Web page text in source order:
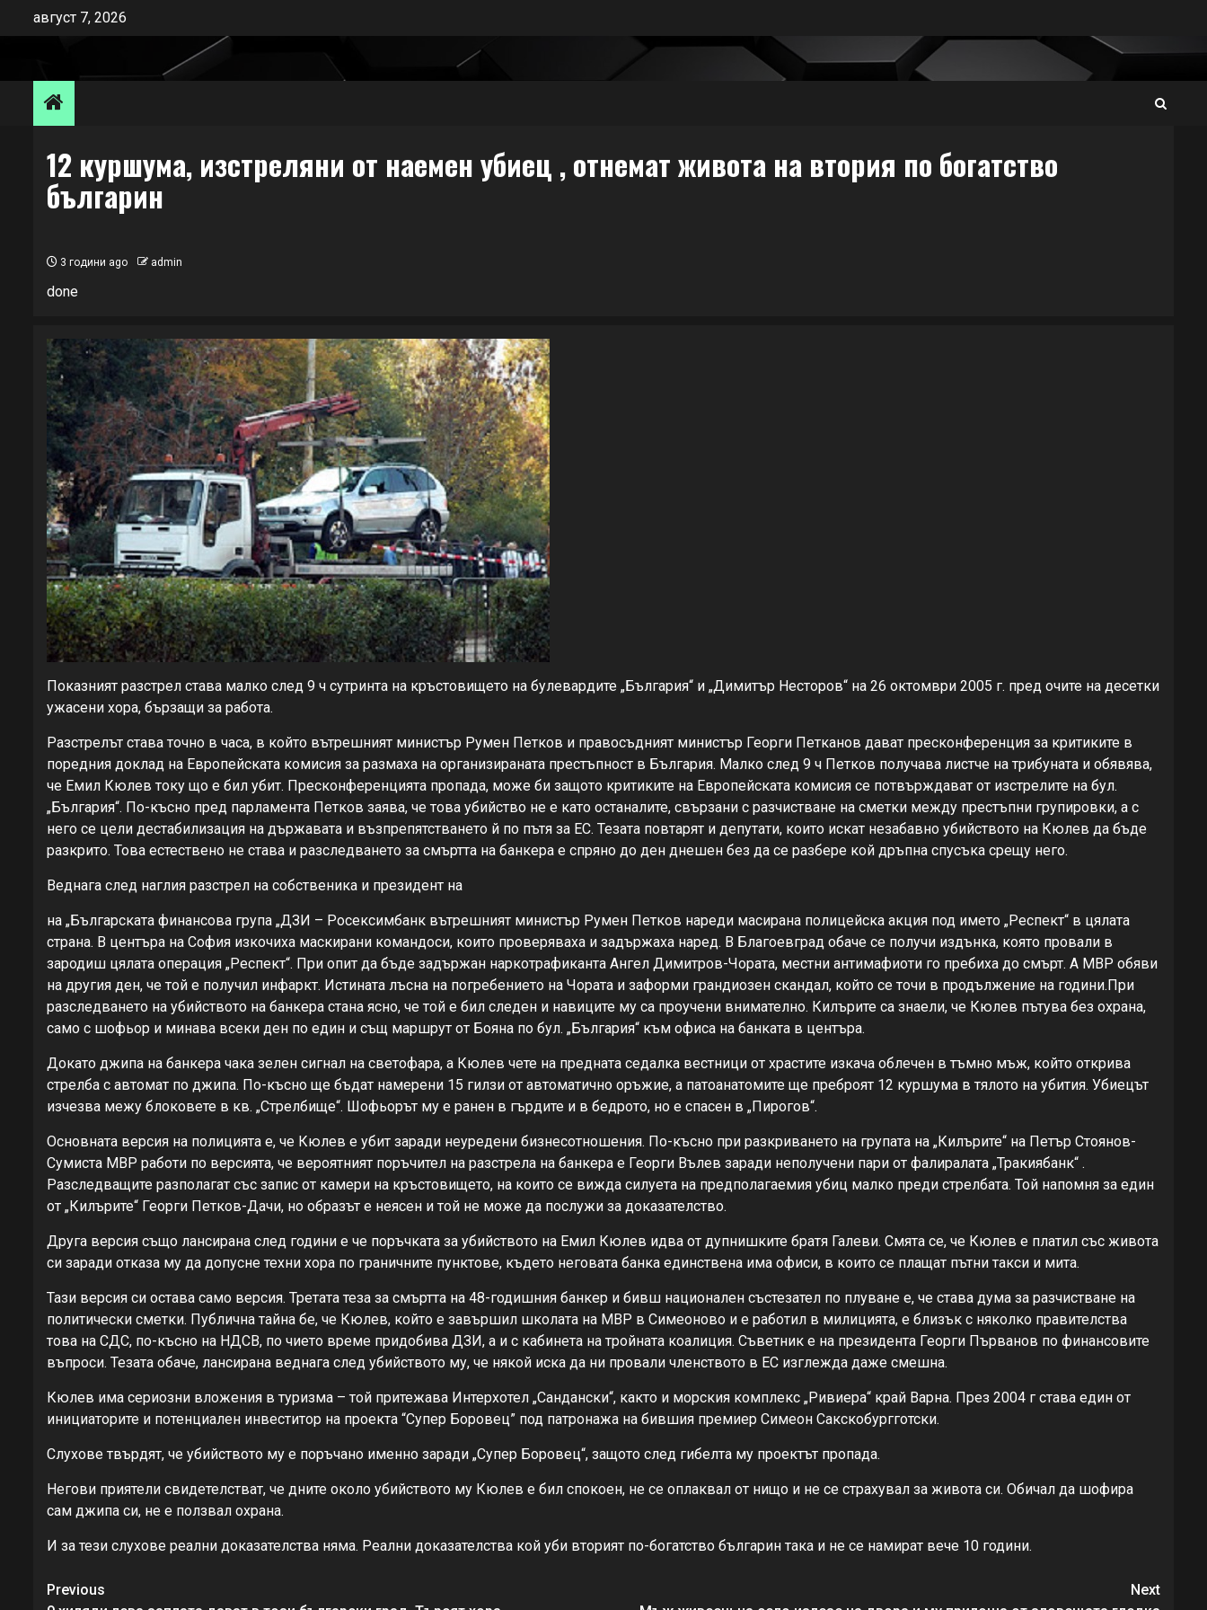
август 7, 2026
12 куршума, изстреляни от наемен убиец , отнемат живота на втория по богатство
българин
3 години ago admin
done
Показният разстрел става малко след 9 ч сутринта на кръстовището на булевардите „България“ и „Димитър Несторов“ на 26 октомври 2005 г. пред очите на десетки
ужасени хора, бързащи за работа.
Разстрелът става точно в часа, в който вътрешният министър Румен Петков и правосъдният министър Георги Петканов дават пресконференция за критиките в
поредния доклад на Европейската комисия за размаха на организираната престъпност в България. Малко след 9 ч Петков получава листче на трибуната и обявява,
че Емил Кюлев току що е бил убит. Пресконференцията пропада, може би защото критиките на Европейската комисия се потвърждават от изстрелите на бул.
„България“. По-късно пред парламента Петков заява, че това убийство не е като останалите, свързани с разчистване на сметки между престъпни групировки, а с
него се цели дестабилизация на държавата и възпрепятстването й по пътя за ЕС. Тезата повтарят и депутати, които искат незабавно убийството на Кюлев да бъде
разкрито. Това естествено не става и разследването за смъртта на банкера е спряно до ден днешен без да се разбере кой дръпна спусъка срещу него.
Веднага след наглия разстрел на собственика и президент на
на „Българската финансова група „ДЗИ – Росексимбанк вътрешният министър Румен Петков нареди масирана полицейска акция под името „Респект“ в цялата
страна. В центъра на София изкочиха маскирани командоси, които проверяваха и задържаха наред. В Благоевград обаче се получи издънка, която провали в
зародиш цялата операция „Респект“. При опит да бъде задържан наркотрафиканта Ангел Димитров-Чората, местни антимафиоти го пребиха до смърт. А МВР обяви
на другия ден, че той е получил инфаркт. Истината лъсна на погребението на Чората и заформи грандиозен скандал, който се точи в продължение на години.При
разследването на убийството на банкера стана ясно, че той е бил следен и навиците му са проучени внимателно. Килърите са знаели, че Кюлев пътува без охрана,
само с шофьор и минава всеки ден по един и същ маршрут от Бояна по бул. „България“ към офиса на банката в центъра.
Докато джипа на банкера чака зелен сигнал на светофара, а Кюлев чете на предната седалка вестници от храстите изкача облечен в тъмно мъж, който открива
стрелба с автомат по джипа. По-късно ще бъдат намерени 15 гилзи от автоматично оръжие, а патоанатомите ще преброят 12 куршума в тялото на убития. Убиецът
изчезва межу блоковете в кв. „Стрелбище“. Шофьорът му е ранен в гърдите и в бедрото, но е спасен в „Пирогов“.
Основната версия на полицията е, че Кюлев е убит заради неуредени бизнесотношения. По-късно при разкриването на групата на „Килърите“ на Петър Стоянов-
Сумиста МВР работи по версията, че вероятният поръчител на разстрела на банкера е Георги Вълев заради неполучени пари от фалиралата „Тракиябанк“ .
Разследващите разполагат със запис от камери на кръстовището, на които се вижда силуета на предполагаемия убиц малко преди стрелбата. Той напомня за един
от „Килърите“ Георги Петков-Дачи, но образът е неясен и той не може да послужи за доказателство.
Друга версия също лансирана след години е че поръчката за убийството на Емил Кюлев идва от дупнишките братя Галеви. Смята се, че Кюлев е платил със живота
си заради отказа му да допусне техни хора по граничните пунктове, където неговата банка единствена има офиси, в които се плащат пътни такси и мита.
Тази версия си остава само версия. Третата теза за смъртта на 48-годишния банкер и бивш национален състезател по плуване е, че става дума за разчистване на
политически сметки. Публична тайна бе, че Кюлев, който е завършил школата на МВР в Симеоново и е работил в милицията, е близък с няколко правителства
това на СДС, по-късно на НДСВ, по чието време придобива ДЗИ, а и с кабинета на тройната коалиция. Съветник е на президента Георги Първанов по финансовите
въпроси. Тезата обаче, лансирана веднага след убийството му, че някой иска да ни провали членството в ЕС изглежда даже смешна.
Кюлев има сериозни вложения в туризма – той притежава Интерхотел „Сандански“, както и морския комплекс „Ривиера“ край Варна. През 2004 г става един от
инициаторите и потенциален инвеститор на проекта “Супер Боровец” под патронажа на бившия премиер Симеон Сакскобургготски.
Слухове твърдят, че убийството му е поръчано именно заради „Супер Боровец“, защото след гибелта му проектът пропада.
Негови приятели свидетелстват, че дните около убийството му Кюлев е бил спокоен, не се оплаквал от нищо и не се страхувал за живота си. Обичал да шофира
сам джипа си, не е ползвал охрана.
И за тези слухове реални доказателства няма. Реални доказателства кой уби вторият по-богатство българин така и не се намират вече 10 години.
Continue
Previous
Next